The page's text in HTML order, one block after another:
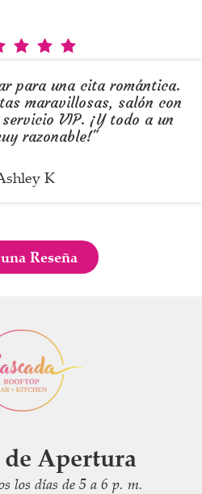
Reseña
para una cita romántica.
maravillosas, salón con
VIP. ¡Y todo a un
razonable!"
K
los días de 5 a 6 p. m.
Apertura